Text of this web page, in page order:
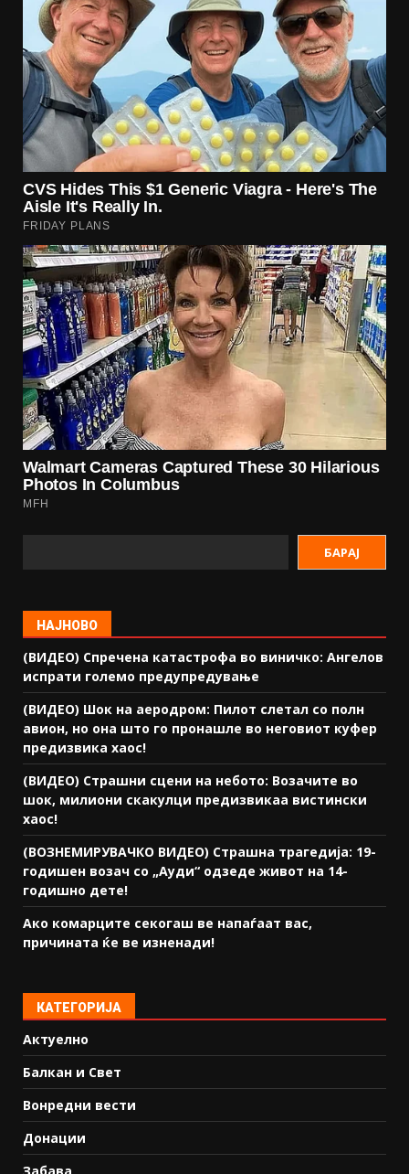
БАРАЈ
НАЈНОВО
(ВИДЕО) Спречена катастрофа во виничко: Ангелов
испрати големо предупредување
(ВИДЕО) Шок на аеродром: Пилот слетал со полн
авион, но она што го пронашле во неговиот куфер
предизвика хаос!
(ВИДЕО) Страшни сцени на небото: Возачите во
шок, милиони скакулци предизвикаа вистински
хаос!
(ВОЗНЕМИРУВАЧКО ВИДЕО) Страшна трагедија: 19-
годишен возач со „Ауди“ одзеде живот на 14-
годишно дете!
Ако комарците секогаш ве напаѓаат вас,
причината ќе ве изненади!
КАТЕГОРИЈА
Актуелно
Балкан и Свет
Вонредни вести
Донации